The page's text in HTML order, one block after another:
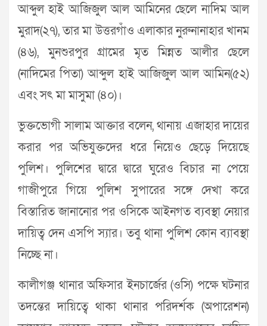
আব্দুল হাই আজিজুল আল আমিনের ছেলে নাদিম আল
মুরাদ(২৭), তার মা উত্তরগাঁও এলাকার নুরুনানাহার খানম
(৪৬), মুনশুরপুর গ্রামের মৃত মিন্নত আলীর ছেলে
(নাদিমের পিতা) আব্দুল হাই আজিজুল আল আমিন(৫২)
এবং সৎ মা মাসুমা (৪০)।
ভুক্তভোগী সালাম আক্তার বলেন, থানায় এজাহার দায়ের
করার পর অভিযুক্তদের ধরে নিয়েও ছেড়ে দিয়েছে
পুলিশ। পুলিশের দ্বারে দ্বারে ঘুরেও বিচার না পেয়ে
গাজীপুরে গিয়ে পুলিশ সুপারের সঙ্গে দেখা করে
বিস্তারিত জানানোর পর ওসিকে আইনগত ব্যবস্থা নেয়ার
দায়িত্ব দেন এসপি স্যার। তবু থানা পুলিশ কোন ব্যাবস্থা
নিচ্ছে না।
কালীগঞ্জ থানার অফিসার ইনচার্জের (ওসি) পক্ষে ঘটনার
তদন্তের দায়িত্বে থাকা থানার পরিদর্শক (অপারেশন)